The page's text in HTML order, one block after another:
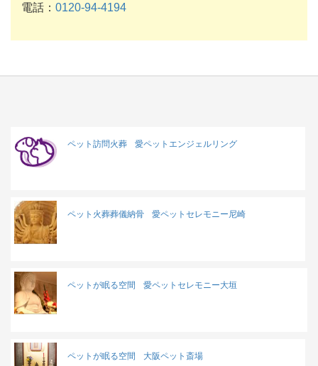
電話： 0120-94-4194
ペット訪問火葬 愛ペットエンジェルリング
ペット火葬葬儀納骨 愛ペットセレモニー尼崎
ペットが眠る空間 愛ペットセレモニー大垣
ペットが眠る空間 大阪ペット斎場